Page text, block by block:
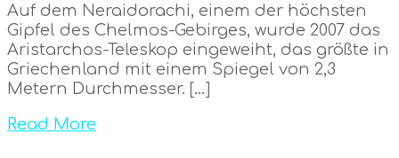
Auf dem Neraidorachi, einem der höchsten
Gipfel des Chelmos-Gebirges, wurde 2007 das
Aristarchos-Teleskop eingeweiht, das größte in
Griechenland mit einem Spiegel von 2,3
Metern Durchmesser. […]
Read More